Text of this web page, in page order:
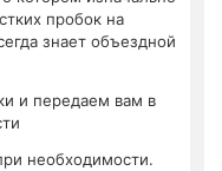
пробок на
знает объездной
и передаем вам в
необходимости.